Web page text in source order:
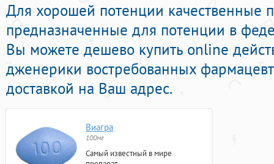
Для хорошей потенции качественные
предназначенные для потенции в
Вы можете дешево купить online
дженерики востребованных
доставкой на Ваш адрес.
Виагра
100мг
Самый известный в мире